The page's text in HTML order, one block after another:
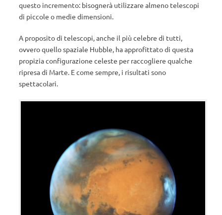
questo incremento: bisognerà utilizzare almeno telescopi
di piccole o medie dimensioni.
A proposito di telescopi, anche il più celebre di tutti,
ovvero quello spaziale Hubble, ha approfittato di questa
propizia configurazione celeste per raccogliere qualche
ripresa di Marte. E come sempre, i risultati sono
spettacolari.